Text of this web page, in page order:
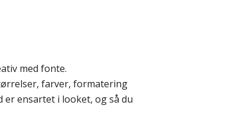
med fonte.
farver, formatering
er ensartet i looket, og så du